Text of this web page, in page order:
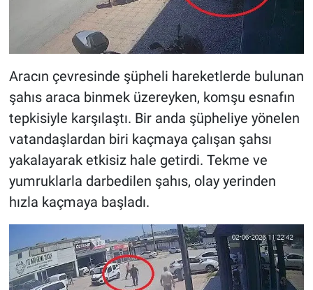
Aracın çevresinde şüpheli hareketlerde bulunan
şahıs araca binmek üzereyken, komşu esnafın
tepkisiyle karşılaştı. Bir anda şüpheliye yönelen
vatandaşlardan biri kaçmaya çalışan şahsı
yakalayarak etkisiz hale getirdi. Tekme ve
yumruklarla darbedilen şahıs, olay yerinden
hızla kaçmaya başladı.